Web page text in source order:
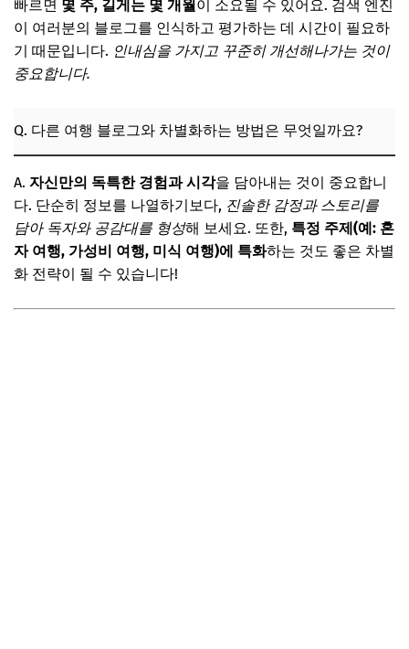
빠르면 몇 주, 길게는 몇 개월이 소요될 수 있어요. 검색 엔진
이 여러분의 블로그를 인식하고 평가하는 데 시간이 필요하
기 때문입니다. 인내심을 가지고 꾸준히 개선해나가는 것이
중요합니다.
Q. 다른 여행 블로그와 차별화하는 방법은 무엇일까요?
A. 자신만의 독특한 경험과 시각을 담아내는 것이 중요합니
다. 단순히 정보를 나열하기보다, 진솔한 감정과 스토리를
담아 독자와 공감대를 형성해 보세요. 또한, 특정 주제(예: 혼
자 여행, 가성비 여행, 미식 여행)에 특화하는 것도 좋은 차별
화 전략이 될 수 있습니다!